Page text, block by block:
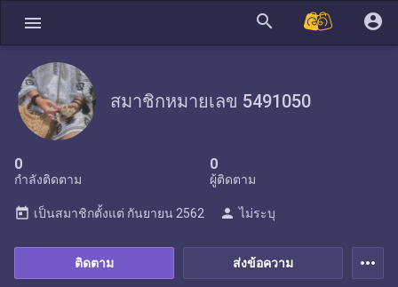
menu search account_circle
สมาชิกหมายเลข 5491050
0
กำลังติดตาม
0
ผู้ติดตาม
ส่งข้อความ
ติดตาม
today เป็นสมาชิกตั้งแต่ กันยายน 2562 person ไม่ระบุ
more_horiz